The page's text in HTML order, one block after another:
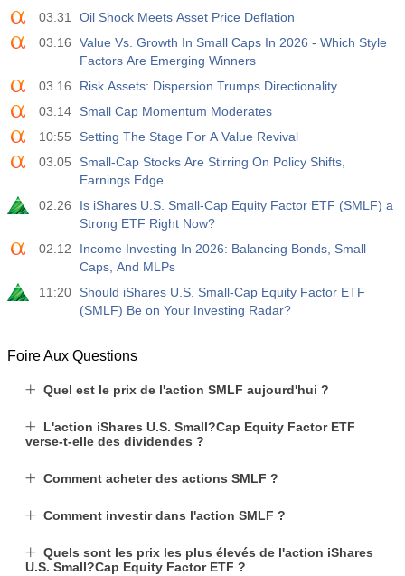
03.31
Oil Shock Meets Asset Price Deflation
03.16
Value Vs. Growth In Small Caps In 2026 - Which Style
Factors Are Emerging Winners
03.16
Risk Assets: Dispersion Trumps Directionality
03.14
Small Cap Momentum Moderates
10:55
Setting The Stage For A Value Revival
03.05
Small-Cap Stocks Are Stirring On Policy Shifts,
Earnings Edge
02.26
Is iShares U.S. Small-Cap Equity Factor ETF (SMLF) a
Strong ETF Right Now?
02.12
Income Investing In 2026: Balancing Bonds, Small
Caps, And MLPs
11:20
Should iShares U.S. Small-Cap Equity Factor ETF
(SMLF) Be on Your Investing Radar?
Foire Aux Questions
Quel est le prix de l'action SMLF aujourd'hui ?
L'action iShares U.S. Small?Cap Equity Factor ETF
verse-t-elle des dividendes ?
Comment acheter des actions SMLF ?
Comment investir dans l'action SMLF ?
Quels sont les prix les plus élevés de l'action iShares
U.S. Small?Cap Equity Factor ETF ?